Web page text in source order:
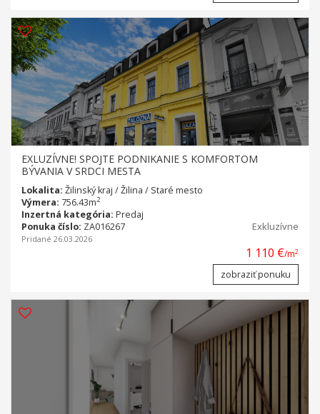
EXLUZÍVNE! SPOJTE PODNIKANIE S KOMFORTOM
BÝVANIA V SRDCI MESTA
Lokalita: Žilinský kraj / Žilina / Staré mesto
Výmera: 756.43m2
Inzertná kategória: Predaj
Ponuka číslo: ZA016267 Exkluzívne
Pridané 26.03.2026
1 110 €/m2
zobraziť ponuku